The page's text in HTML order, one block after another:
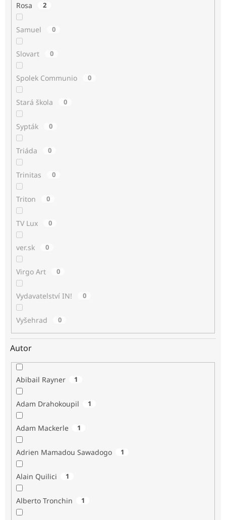
Rosa 2
Samuel 0
Slovart 0
Spolek Communio 0
Stará škola 0
Sypták 0
Triáda 0
Trinitas 0
Triton 0
TV Lux 0
ver.sk 0
Virgo Art 0
Vydavatelství IN! 0
Vyšehrad 0
Autor
Abibail Rayner 1
Adam Drahokoupil 1
Adam Mackerle 1
Adrien Mamadou Sawadogo 1
Alain Quilici 1
Alberto Tronchin 1